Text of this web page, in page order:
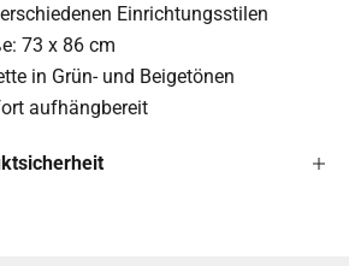
Einrichtungsstilen
73 x 86 cm
in Grün- und Beigetönen
aufhängbereit